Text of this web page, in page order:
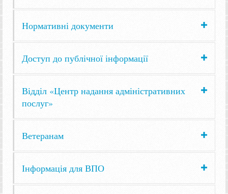
Нормативні документи
Доступ до публічної інформації
Відділ «Центр надання адміністративних
послуг»
Ветеранам
Інформація для ВПО